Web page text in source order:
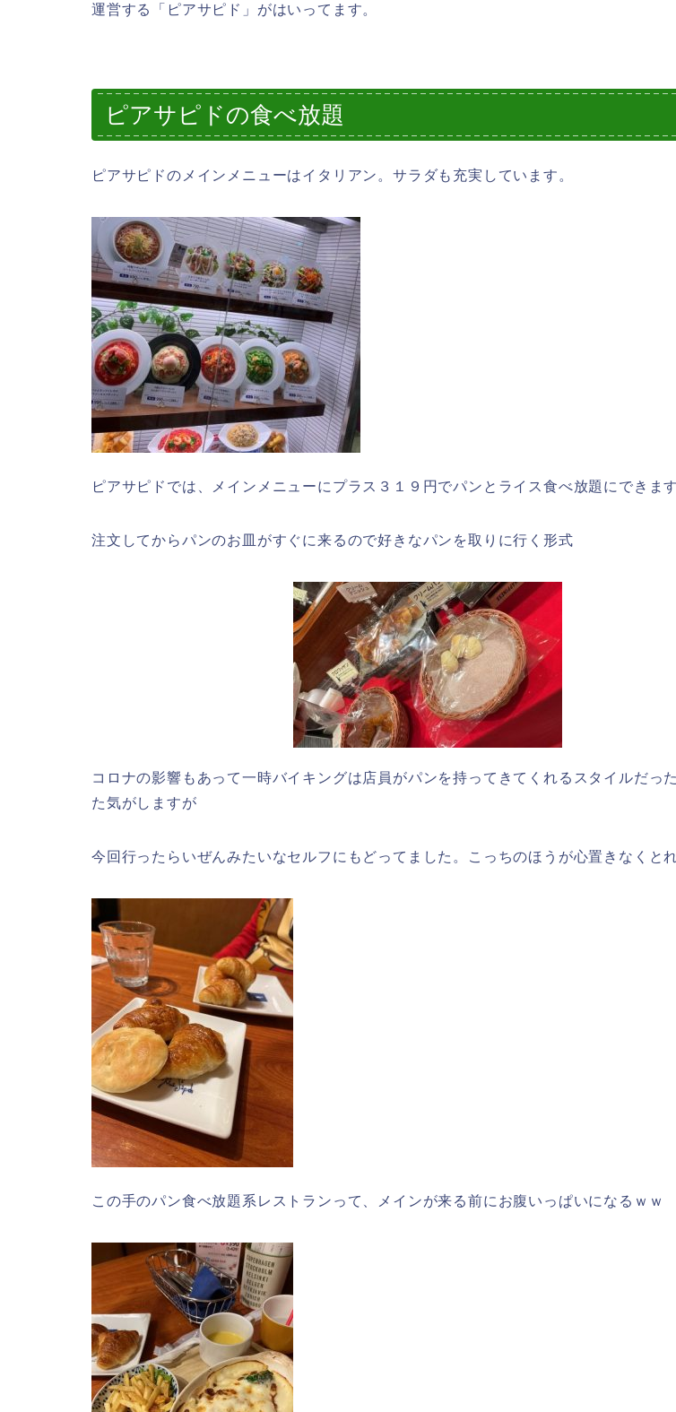
運営する「ピアサピド」がはいってます。
ピアサピドの食べ放題
ピアサピドのメインメニューはイタリアン。サラダも充実しています。
ピアサピドでは、メインメニューにプラス３１９円でパンとライス食べ放題にできます
注文してからパンのお皿がすぐに来るので好きなパンを取りに行く形式
コロナの影響もあって一時バイキングは店員がパンを持ってきてくれるスタイルだっ
た気がしますが
今回行ったらいぜんみたいなセルフにもどってました。こっちのほうが心置きなくと
この手のパン食べ放題系レストランって、メインが来る前にお腹いっぱいになるｗｗ